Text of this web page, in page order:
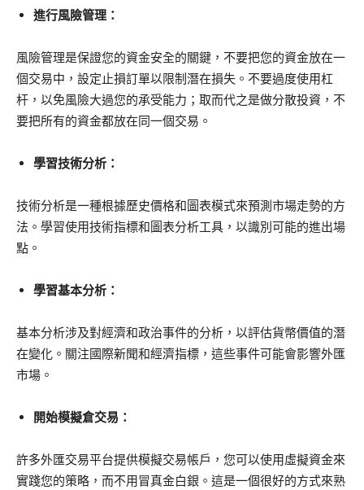
進行風險管理：
風險管理是保證您的資金安全的關鍵，不要把您的資金放在一
個交易中，設定止損訂單以限制潛在損失。不要過度使用杠
杆，以免風險大過您的承受能力；取而代之是做分散投資，不
要把所有的資金都放在同一個交易。
學習技術分析：
技術分析是一種根據歷史價格和圖表模式來預測市場走勢的方
法。學習使用技術指標和圖表分析工具，以識別可能的進出場
點。
學習基本分析：
基本分析涉及對經濟和政治事件的分析，以評估貨幣價值的潛
在變化。關注國際新聞和經濟指標，這些事件可能會影響外匯
市場。
開始模擬倉交易：
許多外匯交易平台提供模擬交易帳戶，您可以使用虛擬資金來
實踐您的策略，而不用冒真金白銀。這是一個很好的方式來熟